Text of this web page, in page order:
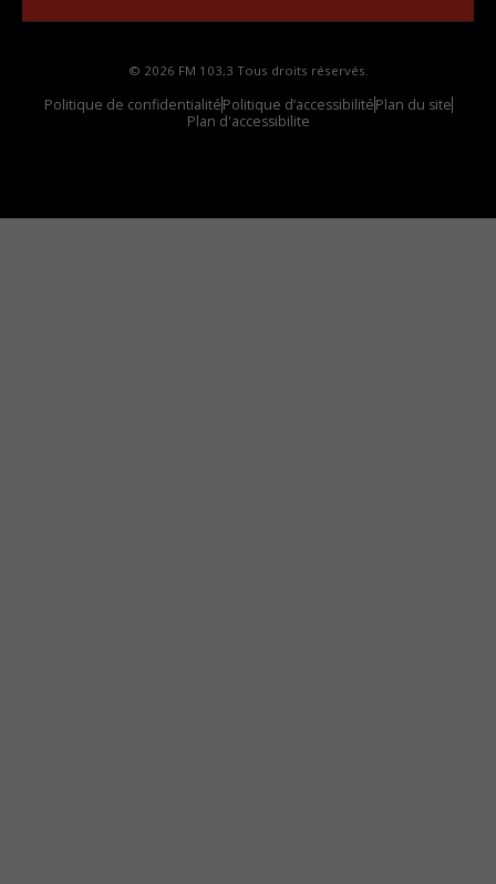
© 2026 FM 103,3 Tous droits réservés.
Politique de confidentialitéPolitique d’accessibilitéPlan du site
Plan d'accessibilite